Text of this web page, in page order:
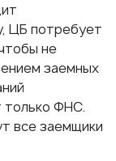
ЦБ потребует
не
заемных
только ФНС.
все заемщики